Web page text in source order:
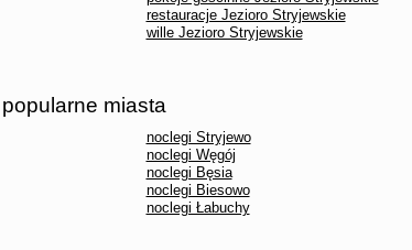
restauracje Jezioro Stryjewskie
wille Jezioro Stryjewskie
miasta
noclegi Stryjewo
noclegi Węgój
noclegi Bęsia
noclegi Biesowo
noclegi Łabuchy